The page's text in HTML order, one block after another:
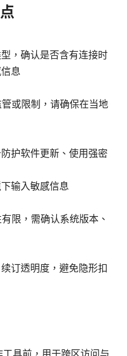
，确认是否含有连接时
息
或限制，请确保在当地
护软件更新、使用强密
输入敏感信息
限，需确认系统版本、
订透明度，避免隐形扣
具前，用于跨区访问与